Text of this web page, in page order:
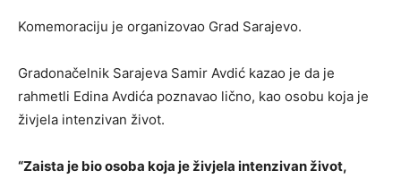
Komemoraciju je organizovao Grad Sarajevo.
Gradonačelnik Sarajeva Samir Avdić kazao je da je
rahmetli Edina Avdića poznavao lično, kao osobu koja je
živjela intenzivan život.
“Zaista je bio osoba koja je živjela intenzivan život,